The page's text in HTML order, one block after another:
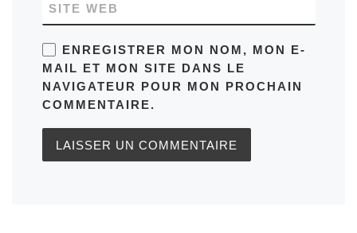
SITE WEB
ENREGISTRER MON NOM, MON E-
MAIL ET MON SITE DANS LE
NAVIGATEUR POUR MON PROCHAIN
COMMENTAIRE.